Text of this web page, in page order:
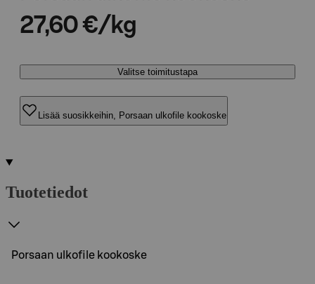
27,60 €/kg
Valitse toimitustapa
Lisää suosikkeihin, Porsaan ulkofile kookoske
Tuotetiedot
Porsaan ulkofile kookoske